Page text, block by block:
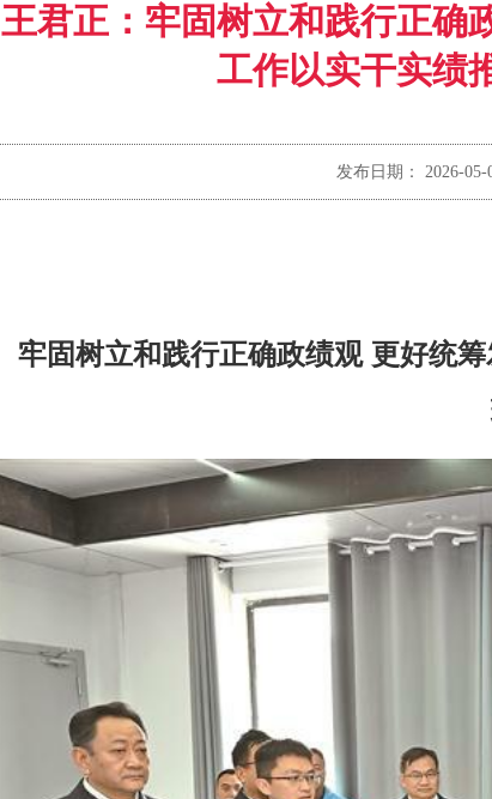
王君正：牢固树立和践行正确
工作以实干实绩
发布日期： 2026-05-
牢固树立和践行正确政绩观 更好统